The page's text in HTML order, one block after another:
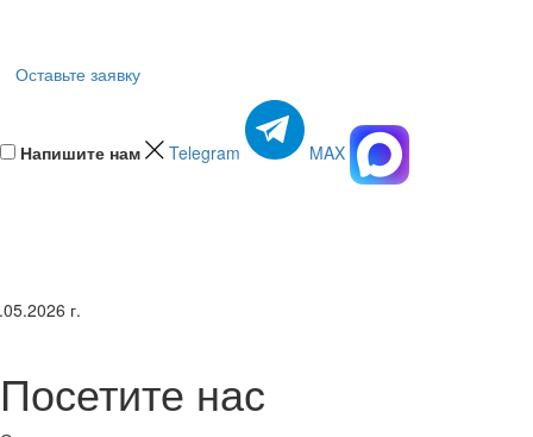
Оставьте заявку
Напишите нам Telegram MAX
г.
Посетите нас